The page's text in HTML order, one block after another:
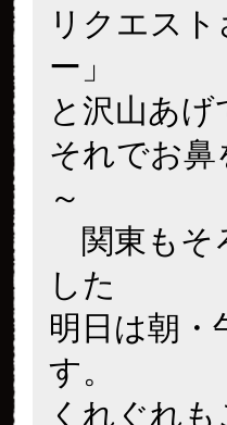
出たご褒
た。でも
見れて感謝
プ！大満
てたり座
に立って
のですね